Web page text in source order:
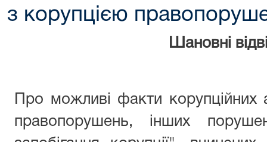
з корупцією
Шановні
Про можливі факти
правопорушень, інших